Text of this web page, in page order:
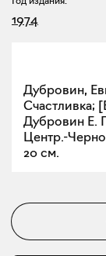
1974
Дубровин,
Счастливка;
Дубровин Е.
Центр.-
20 см.